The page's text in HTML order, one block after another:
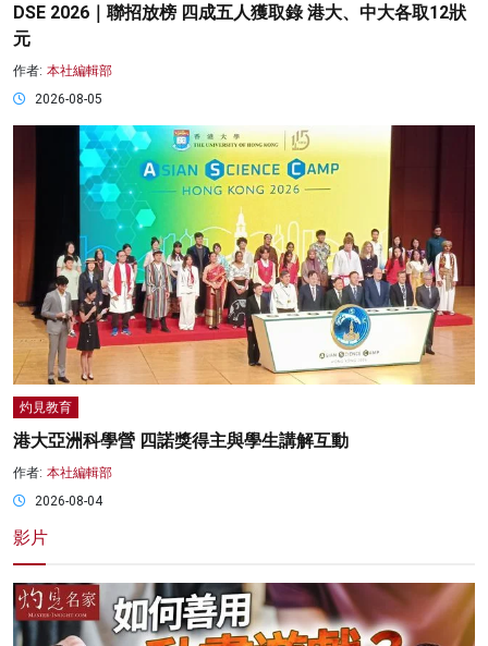
DSE 2026｜聯招放榜 四成五人獲取錄 港大、中大各取12狀
元
作者: 本社編輯部
2026-08-05
灼見教育
港大亞洲科學營 四諾獎得主與學生講解互動
作者: 本社編輯部
2026-08-04
影片